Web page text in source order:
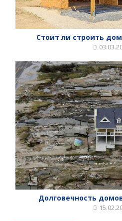
Стоит ли строить
Долговечность